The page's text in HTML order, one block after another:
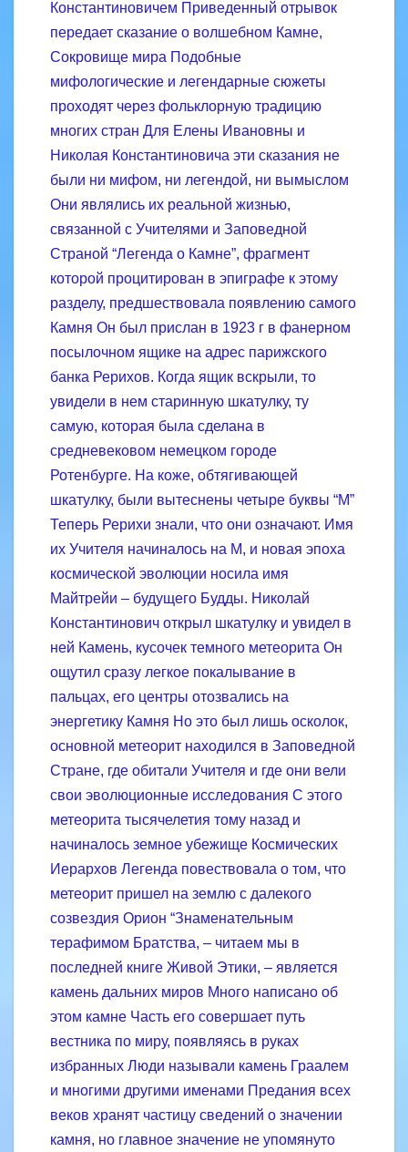
Константиновичем Приведенный отрывок
передает сказание о волшебном Камне,
Сокровище мира Подобные
мифологические и легендарные сюжеты
проходят через фольклорную традицию
многих стран Для Елены Ивановны и
Николая Константиновича эти сказания не
были ни мифом, ни легендой, ни вымыслом
Они являлись их реальной жизнью,
связанной с Учителями и Заповедной
Страной “Легенда о Камне”, фрагмент
которой процитирован в эпиграфе к этому
разделу, предшествовала появлению самого
Камня Он был прислан в 1923 г в фанерном
посылочном ящике на адрес парижского
банка Рерихов. Когда ящик вскрыли, то
увидели в нем старинную шкатулку, ту
самую, которая была сделана в
средневековом немецком городе
Ротенбурге. На коже, обтягивающей
шкатулку, были вытеснены четыре буквы “М”
Теперь Рерихи знали, что они означают. Имя
их Учителя начиналось на М, и новая эпоха
космической эволюции носила имя
Майтрейи – будущего Будды. Николай
Константинович открыл шкатулку и увидел в
ней Камень, кусочек темного метеорита Он
ощутил сразу легкое покалывание в
пальцах, его центры отозвались на
энергетику Камня Но это был лишь осколок,
основной метеорит находился в Заповедной
Стране, где обитали Учителя и где они вели
свои эволюционные исследования С этого
метеорита тысячелетия тому назад и
начиналось земное убежище Космических
Иерархов Легенда повествовала о том, что
метеорит пришел на землю с далекого
созвездия Орион “Знаменательным
терафимом Братства, – читаем мы в
последней книге Живой Этики, – является
камень дальних миров Много написано об
этом камне Часть его совершает путь
вестника по миру, появляясь в руках
избранных Люди называли камень Граалем
и многими другими именами Предания всех
веков хранят частицу сведений о значении
камня, но главное значение не упомянуто